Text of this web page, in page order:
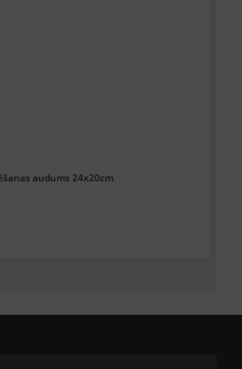
audums 24x20cm